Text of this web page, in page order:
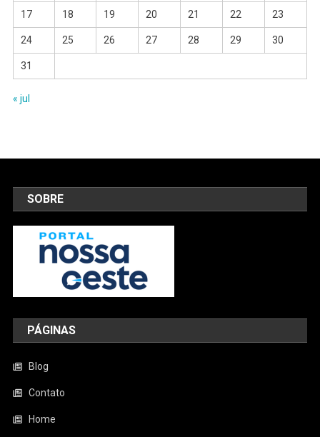
17 18 19 20 21 22 23
24 25 26 27 28 29 30
31
« jul
SOBRE
PÁGINAS
Blog
Contato
Home